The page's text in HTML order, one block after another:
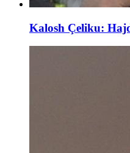
Kalosh Çeliku: